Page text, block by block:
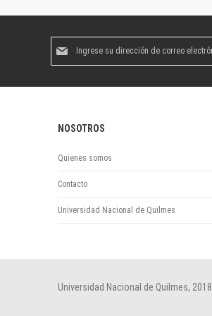
boletín
NOSOTROS
Quienes somos
Contacto
Universidad Nacional de Quilmes
Universidad Nacional de Quilmes, 2018